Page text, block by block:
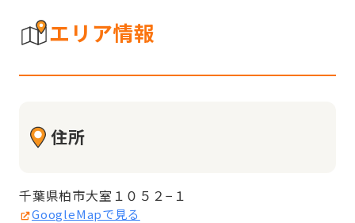
エリア情報
住所
千葉県柏市大室１０５２−１
GoogleMapで見る